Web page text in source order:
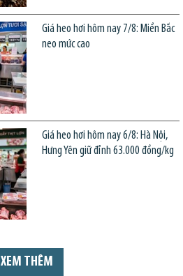
Giá heo hơi hôm nay 7/8: Miền Bắc
neo mức cao
Giá heo hơi hôm nay 6/8: Hà Nội,
Hưng Yên giữ đỉnh 63.000 đồng/kg
XEM THÊM